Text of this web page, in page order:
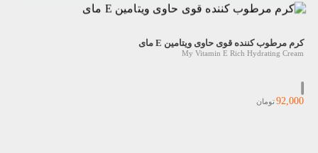
کرم مرطوب کننده قوی حاوی ویتامین E مای
My Vitamin E Rich Hydrating Cream
92,000تومان